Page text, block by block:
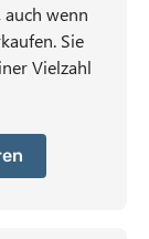
auch wenn
Sie
Vielzahl